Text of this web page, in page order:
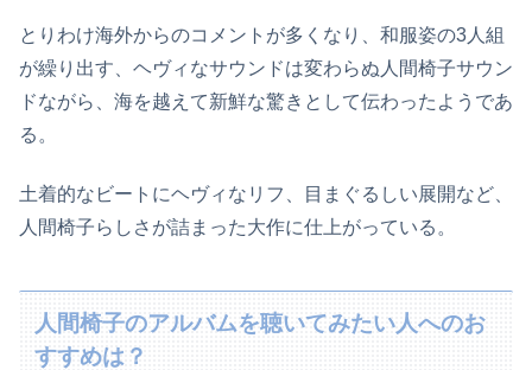
とりわけ海外からのコメントが多くなり、和服姿の3人組
が繰り出す、ヘヴィなサウンドは変わらぬ人間椅子サウン
ドながら、海を越えて新鮮な驚きとして伝わったようであ
る。
土着的なビートにヘヴィなリフ、目まぐるしい展開など、
人間椅子らしさが詰まった大作に仕上がっている。
人間椅子のアルバムを聴いてみたい人へのお
すすめは？